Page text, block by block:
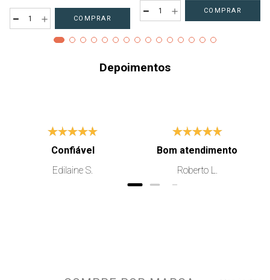
＋
－ COMPRAR
＋
－ COMPRAR
Depoimentos
Confiável
Edilaine S.
Bom atendimento
Roberto L.